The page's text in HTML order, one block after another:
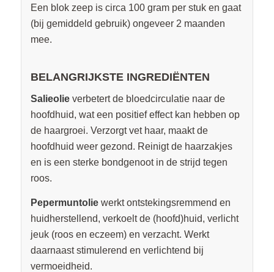
Een blok zeep is circa 100 gram per stuk en gaat
(bij gemiddeld gebruik) ongeveer 2 maanden
mee.
BELANGRIJKSTE INGREDIËNTEN
Salieolie verbetert de bloedcirculatie naar de
hoofdhuid, wat een positief effect kan hebben op
de haargroei. Verzorgt vet haar, maakt de
hoofdhuid weer gezond. Reinigt de haarzakjes
en is een sterke bondgenoot in de strijd tegen
roos.
Pepermuntolie werkt ontstekingsremmend en
huidherstellend, verkoelt de (hoofd)huid, verlicht
jeuk (roos en eczeem) en verzacht. Werkt
daarnaast stimulerend en verlichtend bij
vermoeidheid.